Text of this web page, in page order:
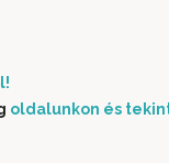
oldalunkon és